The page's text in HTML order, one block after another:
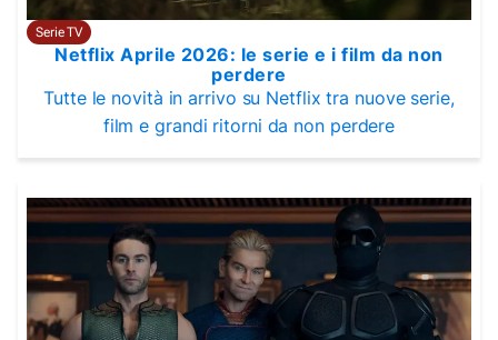
Serie TV
Netflix Aprile 2026: le serie e i film da non
perdere
Tutte le novità in arrivo su Netflix tra nuove serie,
film e grandi ritorni da non perdere